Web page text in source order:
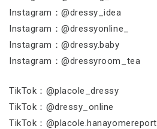
Instagram：@dressy_idea
Instagram：@dressyonline_
Instagram：@dressy.baby
Instagram：@dressyroom_tea
TikTok：@placole_dressy
TikTok：@dressy_online
TikTok：@placole.hanayomereport